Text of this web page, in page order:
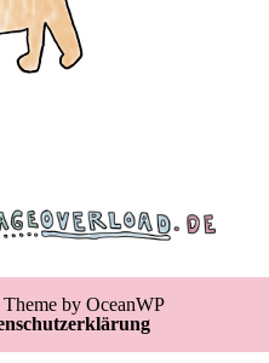
Theme by OceanWP